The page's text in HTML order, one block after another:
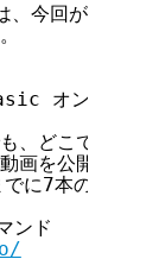
回が25回目
オンデマン
、どこでも、
画を公開しま
に7本の動画を
ンド